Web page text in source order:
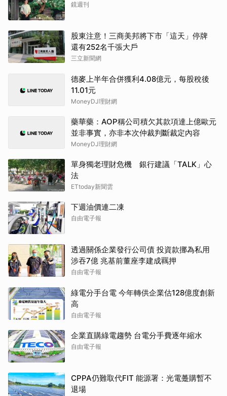
鏡週刊
股東注意！三商美邦將下市「這天」停牌
還有252名千張大戶
三立新聞網
德麥上半年合併獲利4.08億元，每股稅後
11.01元
MoneyDJ理財網
藥華藥：AOP稱公司積欠其款項達上億歐元
並非事實，亦非本次仲裁判斷裁定內容
MoneyDJ理財網
單身獨老理財危機 銀行建議「TALK」心
法
ETtoday新聞雲
下週油價連二凍
自由電子報
透過關係企業發行公司債 投資款挪為私用
涉吞7億 兆基前董座李建成羈押
自由電子報
綠電分手台電 今年轉供企業估128億度創新
高
自由電子報
企業直購綠電趨勢 台電分手費逐年縮水
自由電子報
CPPA仍難取代FIT 能源署：光電躉購暫不
退場